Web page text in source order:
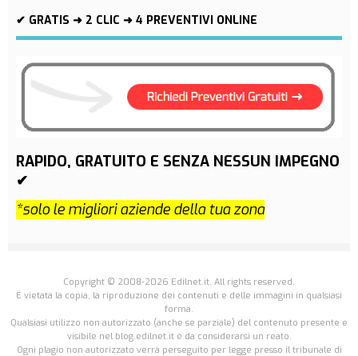
✔ GRATIS ➜ 2 CLIC ➜ 4 PREVENTIVI ONLINE
RAPIDO, GRATUITO E SENZA NESSUN IMPEGNO
✔
*solo le migliori aziende della tua zona
Copyright © 2008-2026 Edilnet.it. All rights reserved.
É vietata la copia, la riproduzione dei contenuti e delle immagini in qualsiasi
forma.
Qualsiasi utilizzo non autorizzato (anche se parziale) del contenuto presente e
visibile nel blog.edilnet.it è da considerarsi un reato.
Ogni plagio non autorizzato verrà perseguito per legge presso il tribunale di